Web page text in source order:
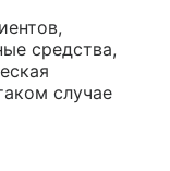
средства,
случае